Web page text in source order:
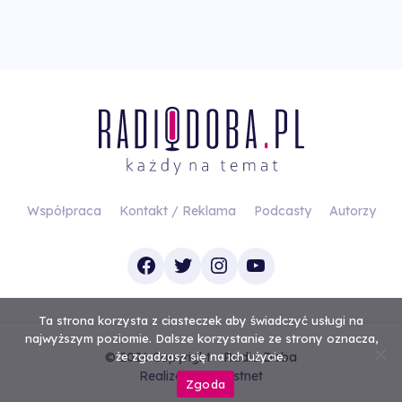
Współpraca Kontakt / Reklama Podcasty Autorzy
Facebook
TwitterInstagram
YouTube
© 2026 Copyright - Radio Doba
RealizacjaInvestnet
Ta strona korzysta z ciasteczek aby świadczyć usługi na
najwyższym poziomie. Dalsze korzystanie ze strony oznacza,
że zgadzasz się na ich użycie.
Zgoda